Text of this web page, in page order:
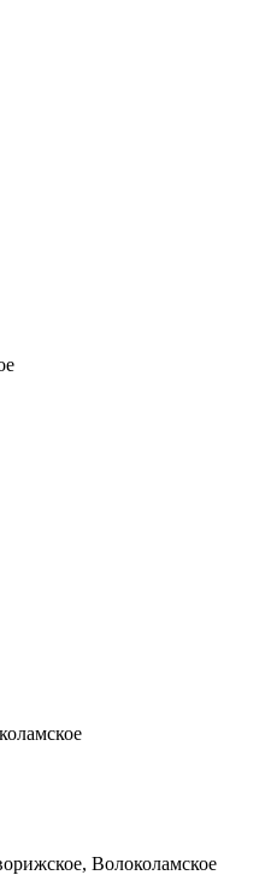
Волоколамское